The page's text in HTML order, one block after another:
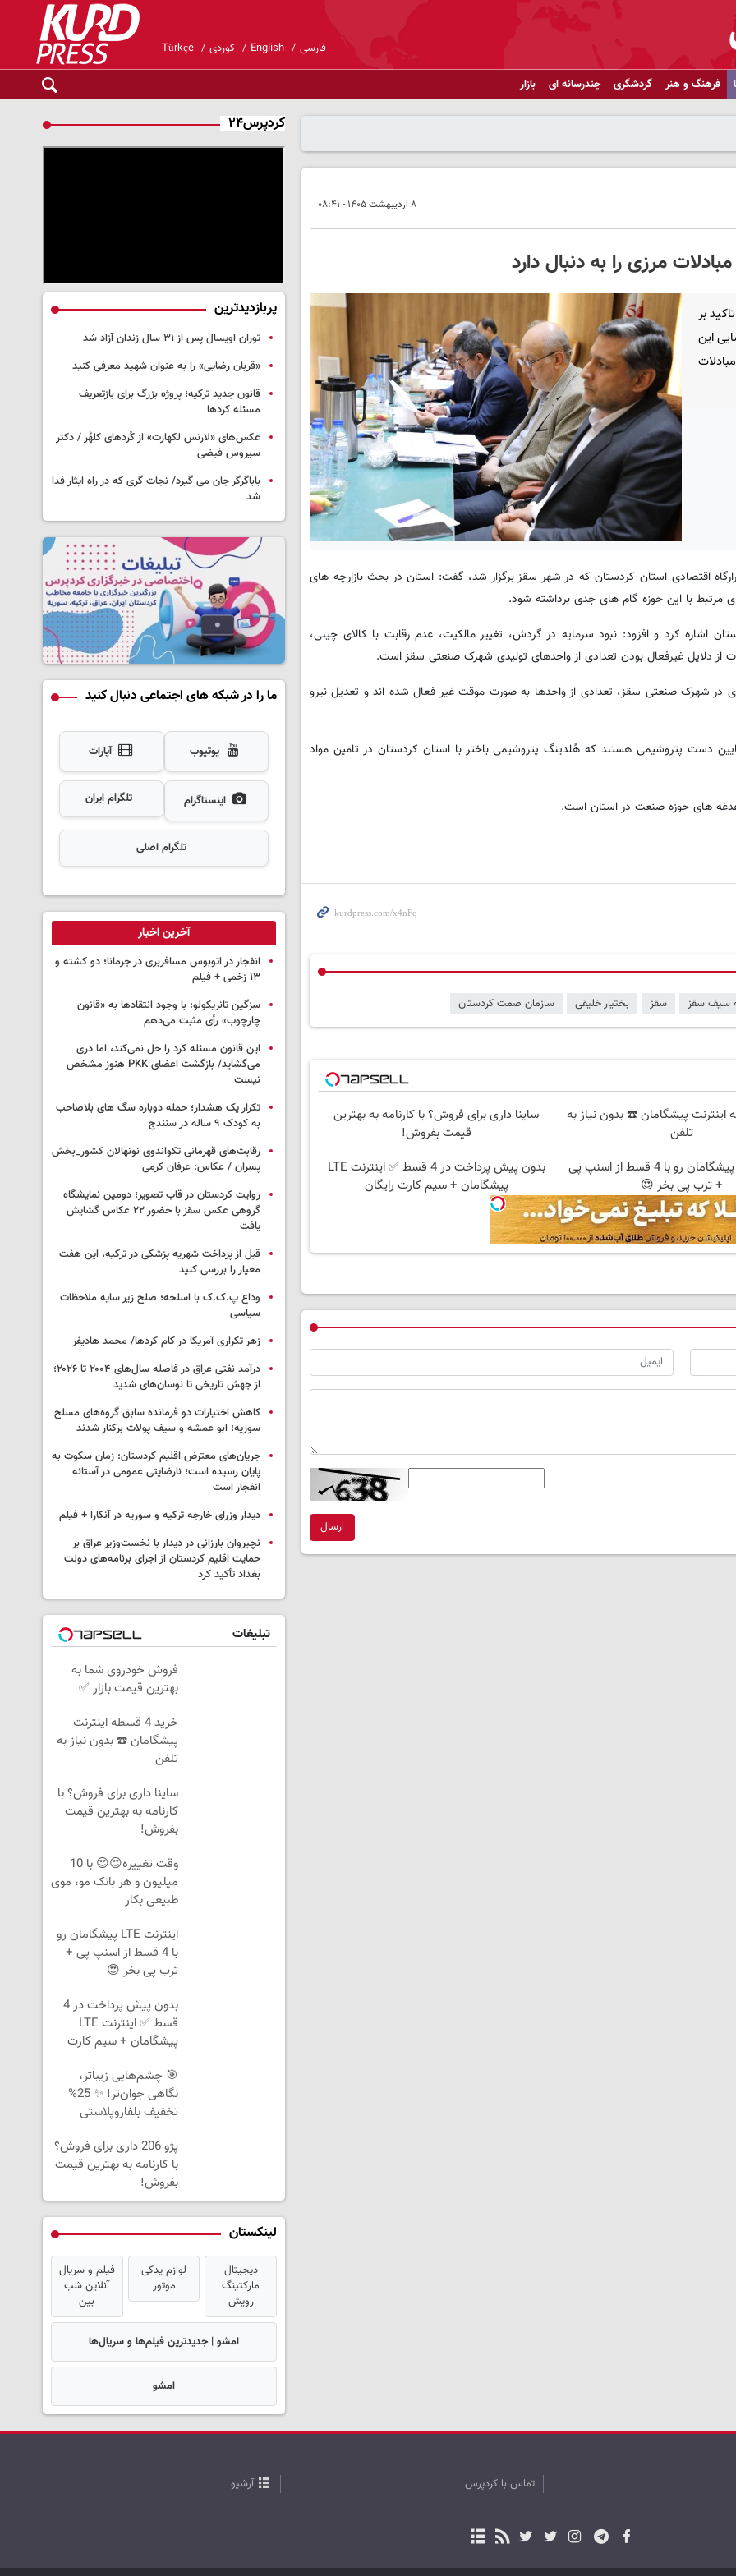
فارسی English کوردی Türkçe
فرهنگ و هنر گردشگری چندرسانه ای بازار
۸ اردیبهشت ۱۴۰۵ - ۰۸:۴۱
مرزی را به دنبال دارد
بر
این
اقتصادی استان کردستان که در شهر سقز برگزار شد، گفت: استان در بحث بازارچه های
مرتبط با این حوزه گام های جدی برداشته شود.
اشاره کرد و افزود: نبود سرمایه در گردش، تغییر مالکیت، عدم رقابت با کالای چینی،
از دلایل غیرفعال بودن تعدادی از واحدهای تولیدی شهرک صنعتی سقز است.
و تجارت کردستان اظهار کرد: از ۱۱۹ واحد تولیدی در شهرک صنعتی سقز، تعدادی از واحدها به صورت موقت غیر فعال شده اند و تعدیل نیرو
صنایع پایین دست پتروشیمی هستند که هُلدینگ پتروشیمی باختر با استان کردستان در تامین مواد
های حوزه صنعت در استان است.
سیف سقز سقز بختیار خلیقی سازمان صمت کردستان
قسطه اینترنت پیشگامان ☎️ بدون نیاز به
تلفن
ساینا داری برای فروش؟ با کارنامه به بهترین
قیمت بفروش!
اینترنت LTE پیشگامان رو با 4 قسط از اسنپ پی
+ ترب پی بخر 😍
بدون پیش پرداخت در 4 قسط ✅ اینترنت LTE
پیشگامان + سیم کارت رایگان
ارسال
کردپرس۲۴
پربازدیدترین
توران اویسال پس از ۳۱ سال زندان آزاد شد
«قربان رضایی» را به عنوان شهید معرفی کنید
قانون جدید ترکیه؛ پروژه بزرگ‌ برای بازتعریف
مسئله کردها
عکس‌های «لارنس لکهارت» از کُردهای کلهُر / دکتر
سیروس فیضی
باباگرگر جان می گیرد/ نجات گری که در راه ایثار فدا
شد
ما را در شبکه های اجتماعی دنبال کنید
یوتیوب آپارات
اینستاگرام تلگرام ایران
تلگرام اصلی
آخرین اخبار
انفجار در اتوبوس مسافربری در جرمانا؛ دو کشته و
۱۳ زخمی + فیلم
سزگین تانریکولو: با وجود انتقادها به «قانون
چارچوب» رأی مثبت می‌دهم
این قانون مسئله کرد را حل نمی‌کند، اما دری
می‌گشاید/ بازگشت اعضای PKK هنوز مشخص
نیست
تکرار یک هشدار؛ حمله دوباره سگ های بلاصاحب
به کودک ۹ ساله در سنندج
رقابت‌های قهرمانی تکواندوی نونهالان کشور_بخش
پسران / عکاس: عرفان کرمی
روایت کردستان در قاب تصویر؛ دومین نمایشگاه
گروهی عکس سقز با حضور ۲۲ عکاس گشایش
یافت
قبل از پرداخت شهریه پزشکی در ترکیه، این هفت
معیار را بررسی کنید
وداع پ.ک.ک با اسلحه؛ صلح زیر سایه ملاحظات
سیاسی
زهر تکراری آمریکا در کام کردها/ محمد هادیفر
درآمد نفتی عراق در فاصله سال‌های ۲۰۰۴ تا ۲۰۲۶؛
از جهش تاریخی تا نوسان‌های شدید
کاهش اختیارات دو فرمانده سابق گروه‌های مسلح
سوریه؛ ابو عمشه و سیف پولات برکنار شدند
جریان‌های معترض اقلیم کردستان: زمان سکوت به
پایان رسیده است؛ نارضایتی عمومی در آستانه
انفجار است
دیدار وزرای خارجه ترکیه و سوریه در آنکارا + فیلم
نچیروان بارزانی در دیدار با نخست‌وزیر عراق بر
حمایت اقلیم کردستان از اجرای برنامه‌های دولت
بغداد تأکید کرد
تبلیغات
فروش خودروی شما به
بهترین قیمت بازار ✅
خرید 4 قسطه اینترنت
پیشگامان ☎️ بدون نیاز به
تلفن
ساینا داری برای فروش؟ با
کارنامه به بهترین قیمت
بفروش!
وقت تغییره😍😍 با 10
میلیون و هر بانک مو، موی
طبیعی بکار
اینترنت LTE پیشگامان رو
با 4 قسط از اسنپ پی +
ترب پی بخر 😍
بدون پیش پرداخت در 4
قسط ✅ اینترنت LTE
پیشگامان + سیم کارت
🎯 چشم‌هایی زیباتر،
نگاهی جوان‌تر! ✨ 25%
تخفیف بلفاروپلاستی
پژو 206 داری برای فروش؟
با کارنامه به بهترین قیمت
بفروش!
لینکستان
دیجیتال
مارکتینگ
رویش
لوازم یدکی
موتور
فیلم و سریال
آنلاین شب
بین
امشو | جدیدترین فیلم‌ها و سریال‌ها
امشو
تماس با کردپرس آرشیو